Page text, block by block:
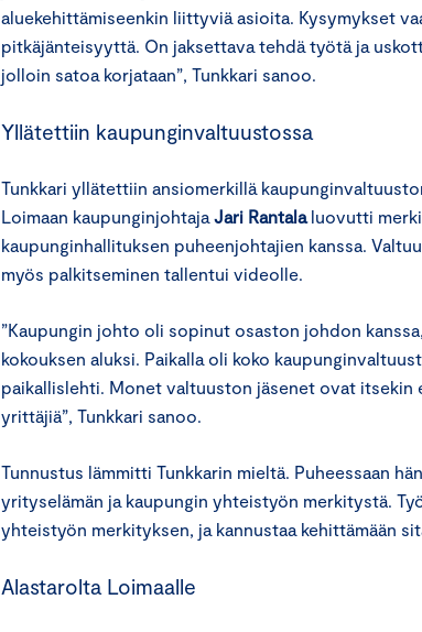
aluekehittämiseenkin liittyviä asioita. Kysymykset
pitkäjänteisyyttä. On jaksettava tehdä työtä ja
jolloin satoa korjataan”, Tunkkari sanoo.
Yllätettiin kaupunginvaltuustossa
Tunkkari yllätettiin ansiomerkillä
Loimaan kaupunginjohtaja Jari Rantalaluovutti
kaupunginhallituksen puheenjohtajien kanssa.
myös palkitseminen tallentui videolle.
”Kaupungin johto oli sopinut osaston johdon
kokouksen aluksi. Paikalla oli koko
paikallislehti. Monet valtuuston jäsenet ovat itsekin
yrittäjiä”, Tunkkari sanoo.
Tunnustus lämmitti Tunkkarin mieltä. Puheessaan
yrityselämän ja kaupungin yhteistyön merkitystä.
yhteistyön merkityksen, ja kannustaa kehittämään
Alastarolta Loimaalle